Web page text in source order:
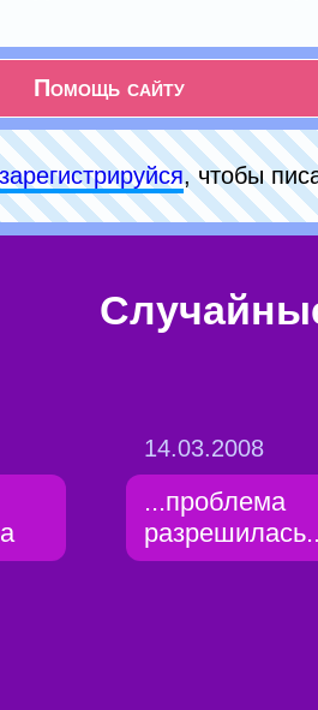
Помощь сайту
, чтобы
14.03.2008
...проблема